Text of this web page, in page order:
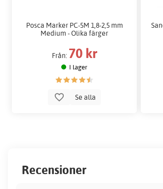
Posca Marker PC-5M 1,8-2,5 mm
Medium - Olika färger
Från: 70 kr
I lager
Se alla
Recensioner